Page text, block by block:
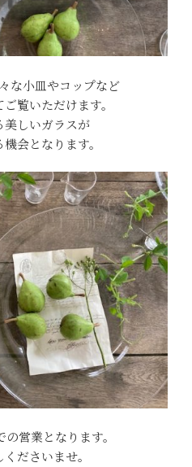
な小皿やコップなど
覧いただけます。
美しいガラスが
会となります。
営業となります。
ださいませ。